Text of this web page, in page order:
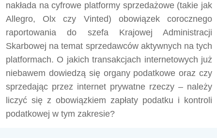
nakłada na cyfrowe platformy sprzedażowe (takie jak
Allegro, Olx czy Vinted) obowiązek corocznego
raportowania do szefa Krajowej Administracji
Skarbowej na temat sprzedawców aktywnych na tych
platformach. O jakich transakcjach internetowych już
niebawem dowiedzą się organy podatkowe oraz czy
sprzedając przez internet prywatne rzeczy – należy
liczyć się z obowiązkiem zapłaty podatku i kontroli
podatkowej w tym zakresie?